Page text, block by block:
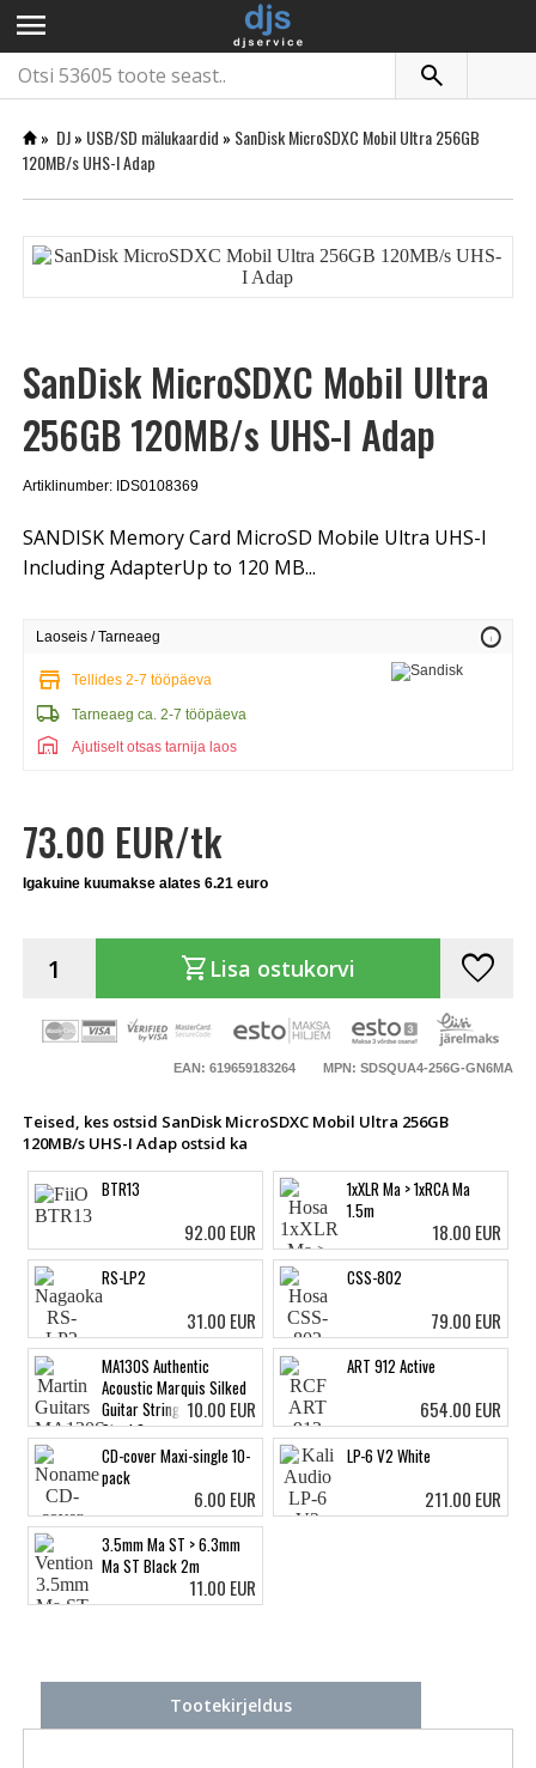
menu
» DJ» USB/SD mälukaardid » SanDisk MicroSDXC Mobil Ultra 256GB
120MB/s UHS-I Adap
SanDisk MicroSDXC Mobil Ultra
256GB 120MB/s UHS-I Adap
Artiklinumber: IDS0108369
SANDISK Memory Card MicroSD Mobile Ultra UHS-I
Including AdapterUp to 120 MB...
Laoseis / Tarneaeg info
store Tellides 2-7 tööpäeva
local_shipping Tarneaeg ca. 2-7 tööpäeva
warehouse Ajutiselt otsas tarnija laos
73.00 EUR/tk
Igakuine kuumakse alates 6.21 euro
shopping_cart Lisa ostukorvi favorite
EAN: 619659183264 MPN: SDSQUA4-256G-GN6MA
Teised, kes ostsid SanDisk MicroSDXC Mobil Ultra 256GB
120MB/s UHS-I Adap ostsid ka
BTR13
92.00 EUR
1xXLR Ma > 1xRCA Ma
1.5m
18.00 EUR
RS-LP2
31.00 EUR
CSS-802
79.00 EUR
MA130S Authentic
Acoustic Marquis Silked
Guitar Strings Silk &
Steel C
10.00 EUR
ART 912 Active
654.00 EUR
CD-cover Maxi-single 10-
pack
6.00 EUR
LP-6 V2 White
211.00 EUR
3.5mm Ma ST > 6.3mm
Ma ST Black 2m
11.00 EUR
Tootekirjeldus